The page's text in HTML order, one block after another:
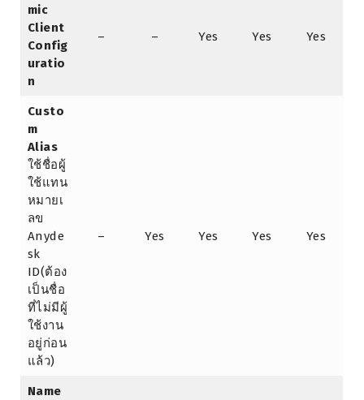
mic
Client
Config
uratio
n
– – Yes Yes Yes
Custo
m
Alias
ใช้ชื่อผู้
ใช้แทน
หมายเ
ลข
Anyde
sk
ID(ต้อง
เป็นชื่อ
ที่ไม่มีผู้
ใช้งาน
อยู่ก่อน
แล้ว)
– Yes Yes Yes Yes
Name